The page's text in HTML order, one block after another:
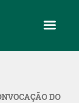
DO